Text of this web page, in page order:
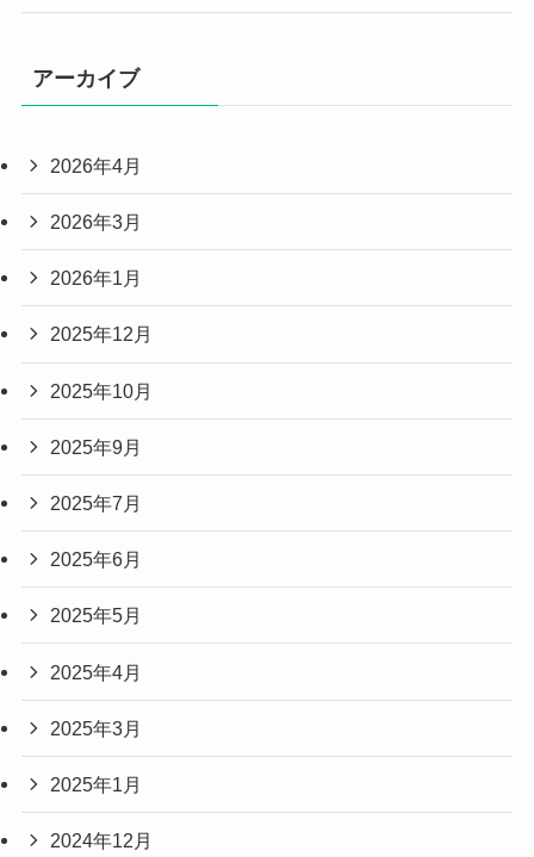
アーカイブ
2026年4月
2026年3月
2026年1月
2025年12月
2025年10月
2025年9月
2025年7月
2025年6月
2025年5月
2025年4月
2025年3月
2025年1月
2024年12月